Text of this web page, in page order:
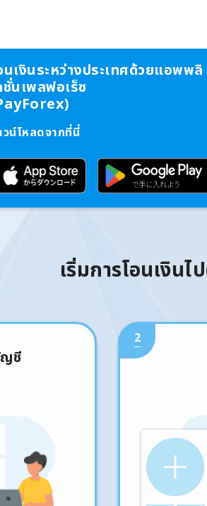
นเงินระหว่างประเทศด้วยแอพพลิ
ชั่นเพลฟอเร็ซ
วน์โหลดจากที่นี่
เริ่มการโอนเงิน
ชี
2